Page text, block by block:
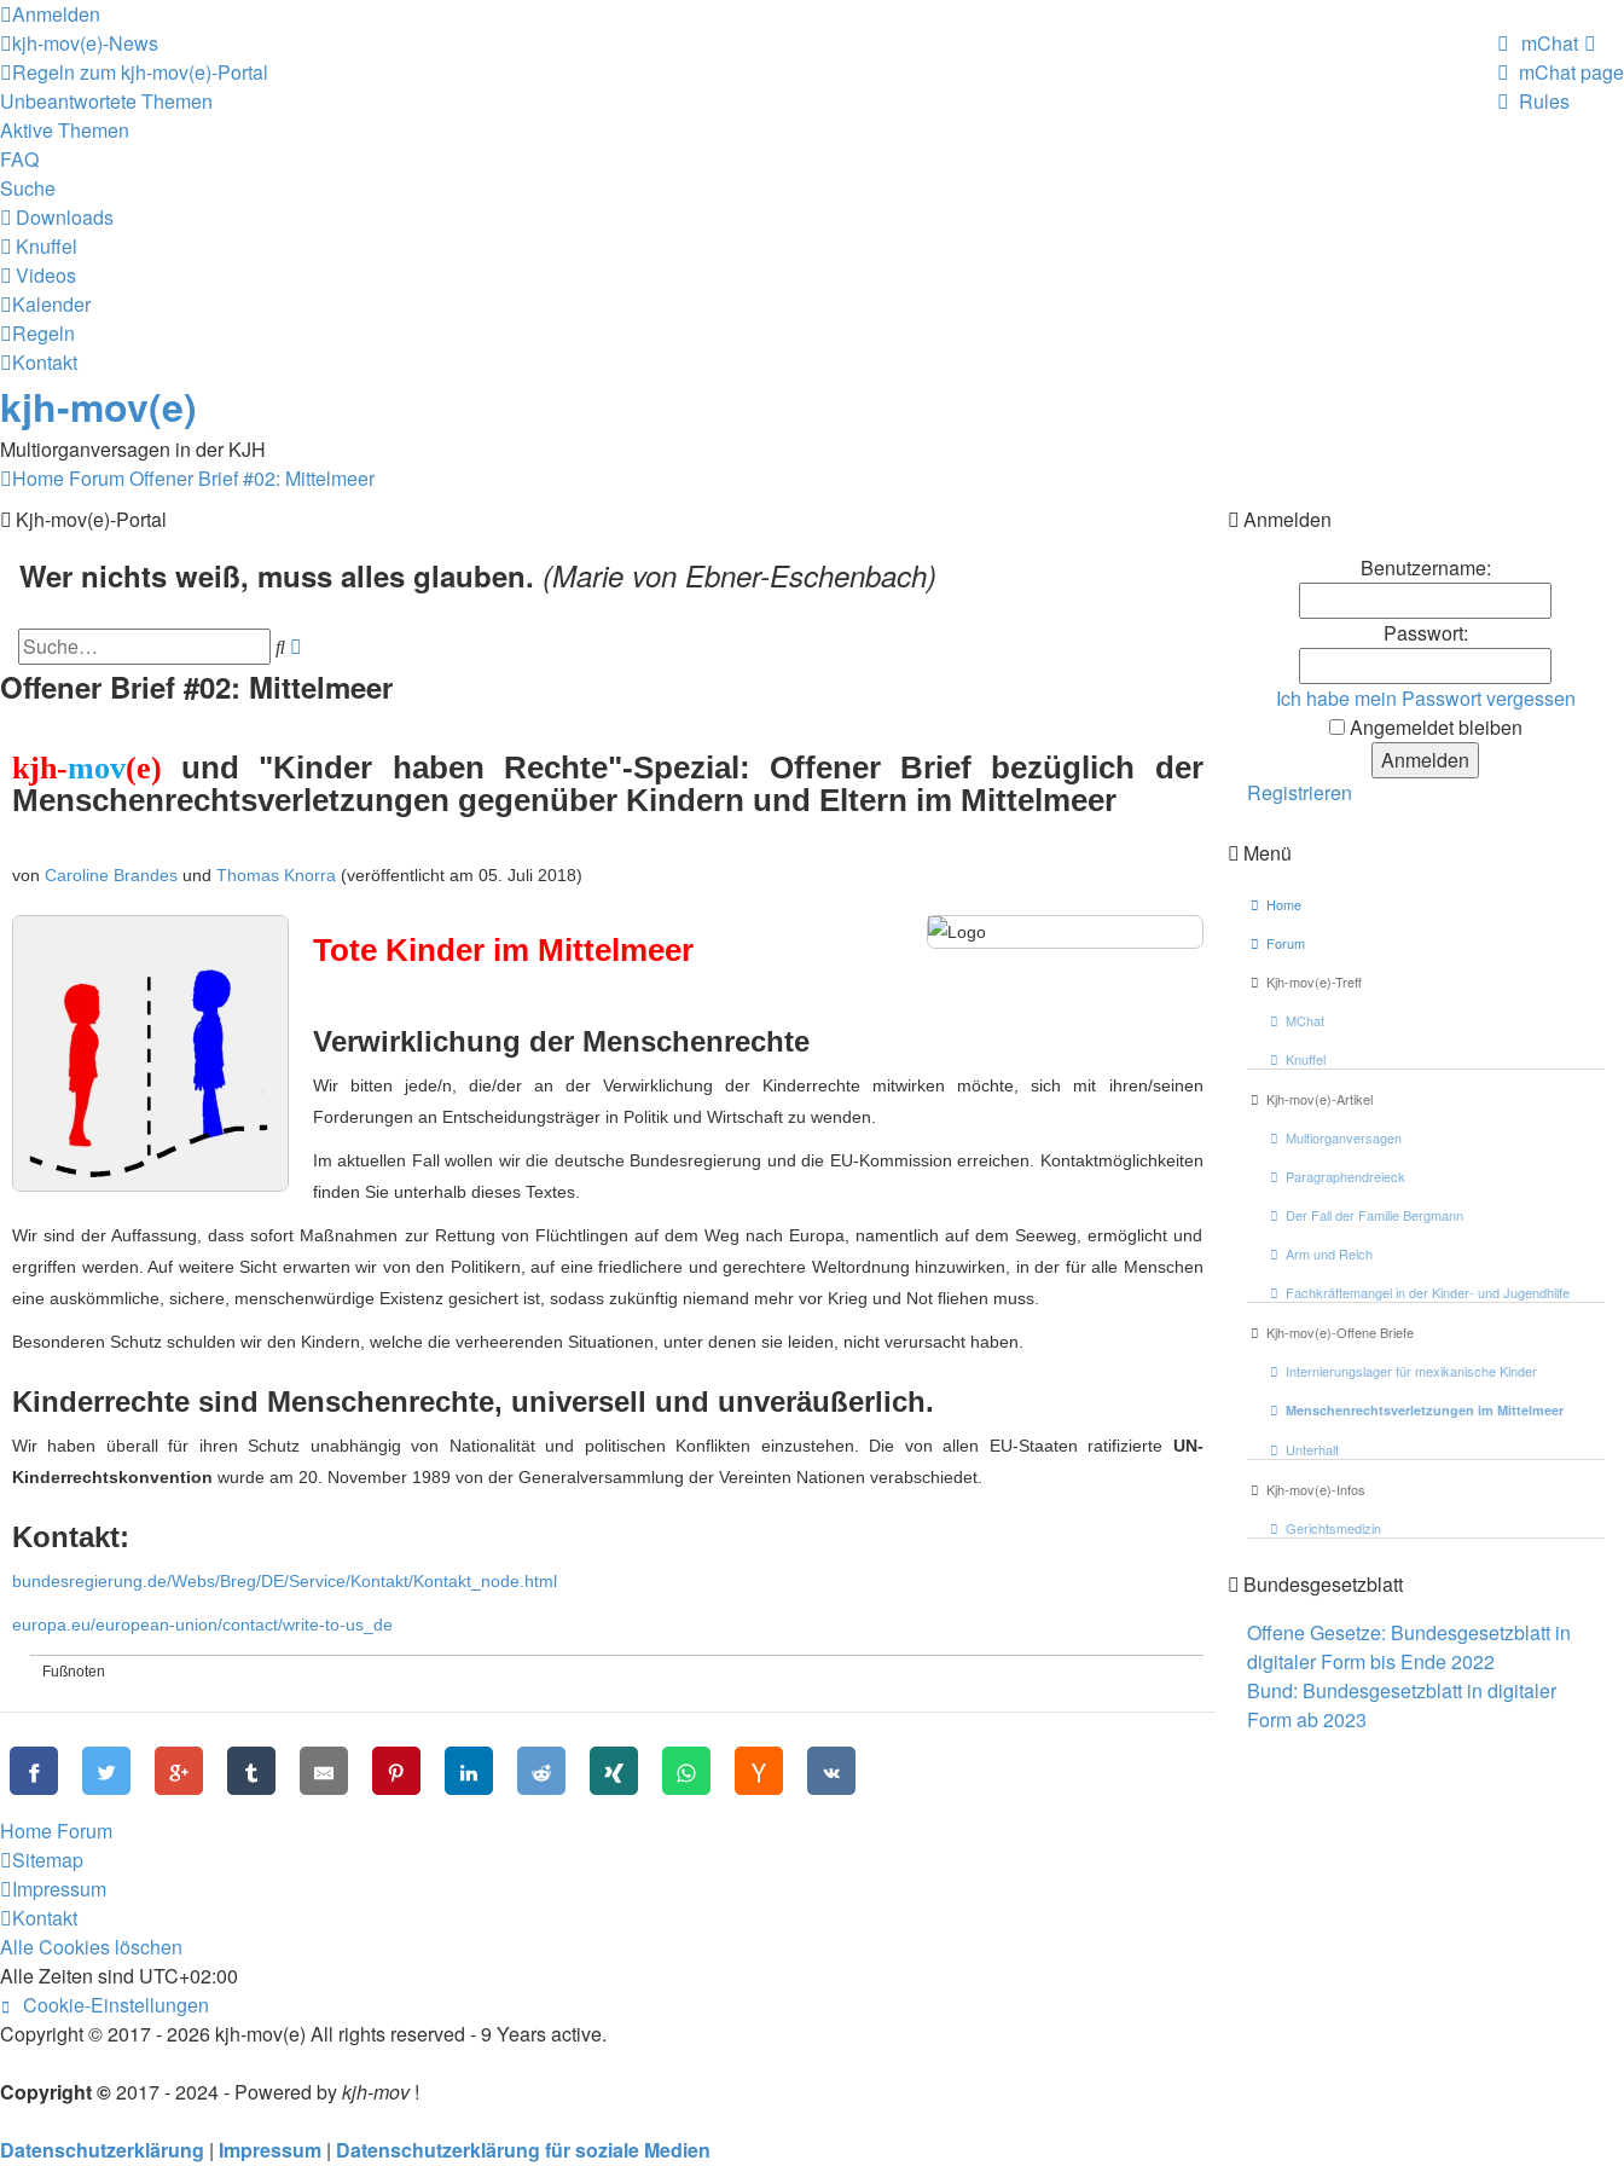
Anmelden
mChat
mChat page
Rules
kjh-mov(e)-News
Regeln zum kjh-mov(e)-Portal
Unbeantwortete Themen
Aktive Themen
FAQ
Suche
Downloads
Knuffel
Videos
Kalender
Regeln
Kontakt
kjh-mov(e)
Multiorganversagen in der KJH
Home ForumOffener Brief #02: Mittelmeer
Kjh-mov(e)-Portal
Wer nichts weiß, muss alles glauben. (Marie von Ebner-Eschenbach)
Suche
Suche
Offener Brief #02: Mittelmeer
kjh-mov(e) und "Kinder haben Rechte"-Spezial: Offener Brief bezüglich der
Menschenrechtsverletzungen gegenüber Kindern und Eltern im Mittelmeer
von Caroline Brandes und Thomas Knorra (veröffentlicht am 05. Juli 2018)
Tote Kinder im Mittelmeer
Verwirklichung der Menschenrechte
Wir bitten jede/n, die/der an der Verwirklichung der Kinderrechte mitwirken möchte, sich mit ihren/seinen
Forderungen an Entscheidungsträger in Politik und Wirtschaft zu wenden.
Im aktuellen Fall wollen wir die deutsche Bundesregierung und die EU-Kommission erreichen. Kontaktmöglichkeiten
finden Sie unterhalb dieses Textes.
Wir sind der Auffassung, dass sofort Maßnahmen zur Rettung von Flüchtlingen auf dem Weg nach Europa, namentlich auf dem Seeweg, ermöglicht und
ergriffen werden. Auf weitere Sicht erwarten wir von den Politikern, auf eine friedlichere und gerechtere Weltordnung hinzuwirken, in der für alle Menschen
eine auskömmliche, sichere, menschenwürdige Existenz gesichert ist, sodass zukünftig niemand mehr vor Krieg und Not fliehen muss.
Besonderen Schutz schulden wir den Kindern, welche die verheerenden Situationen, unter denen sie leiden, nicht verursacht haben.
Kinderrechte sind Menschenrechte, universell und unveräußerlich.
Wir haben überall für ihren Schutz unabhängig von Nationalität und politischen Konflikten einzustehen. Die von allen EU-Staaten ratifizierte UN-
Kinderrechtskonvention wurde am 20. November 1989 von der Generalversammlung der Vereinten Nationen verabschiedet.
Kontakt:
bundesregierung.de/Webs/Breg/DE/Service/Kontakt/Kontakt_node.html
europa.eu/european-union/contact/write-to-us_de
Fußnoten
Anmelden
Benutzername:
Passwort:
Ich habe mein Passwort vergessen
Angemeldet bleiben
Registrieren
Menü
Home
Forum
Kjh-mov(e)-Treff
MChat
Knuffel
Kjh-mov(e)-Artikel
Multiorganversagen
Paragraphendreieck
Der Fall der Familie Bergmann
Arm und Reich
Fachkräftemangel in der Kinder- und Jugendhilfe
Kjh-mov(e)-Offene Briefe
Internierungslager für mexikanische Kinder
Menschenrechtsverletzungen im Mittelmeer
Unterhalt
Kjh-mov(e)-Infos
Gerichtsmedizin
Bundesgesetzblatt
Offene Gesetze: Bundesgesetzblatt in
digitaler Form bis Ende 2022
Bund: Bundesgesetzblatt in digitaler
Form ab 2023
Home Forum
Sitemap
Impressum
Kontakt
Alle Cookies löschen
Alle Zeiten sind UTC+02:00
Cookie-Einstellungen
Copyright © 2017 - 2026 kjh-mov(e) All rights reserved - 9 Years active.
Copyright ©2017 - 2024 - Powered bykjh-mov!
Datenschutzerklärung | Impressum | Datenschutzerklärung für soziale Medien